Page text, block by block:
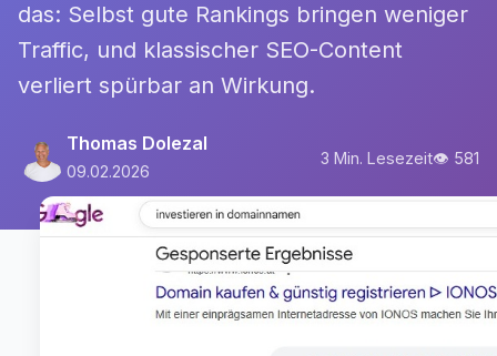
das: Selbst gute Rankings bringen weniger
Traffic, und klassischer SEO-Content
verliert spürbar an Wirkung.
Thomas Dolezal
09.02.2026
3 Min. Lesezeit👁 581